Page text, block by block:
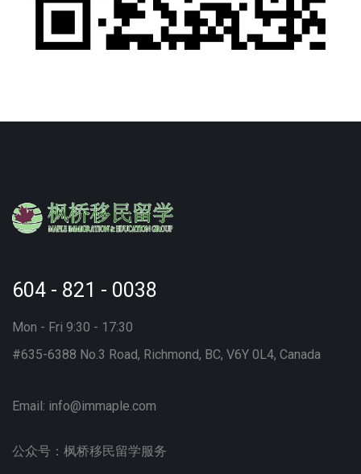
604 - 821 - 0038
Mon - Fri 9:30 - 17:30
#635-6388 No.3 Road, Richmond, BC, V6Y 0L4, Canada
Email: info@immaple.com
公众号：枫桥移民留学服务